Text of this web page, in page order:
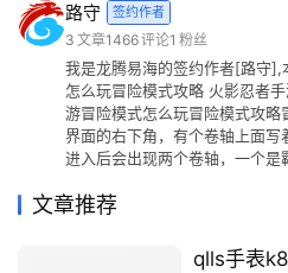
路守 签约作者
3 文章1466评论1 粉丝
我是龙腾易海的签约作者[路守
怎么玩冒险模式攻略 火影忍者
游冒险模式怎么玩冒险模式攻
界面的右下角，有个卷轴上面写
进入后会出现两个卷轴，一个是
文章推荐
qlls手表